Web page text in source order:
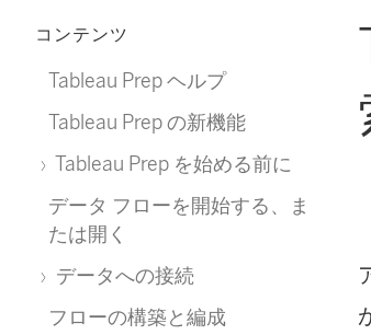
コンテンツ
Tableau Prep ヘルプ
Tableau Prep の新機能
Tableau Prep を始める前に
データ フローを開始する、ま
たは開く
データへの接続
フローの構築と編成